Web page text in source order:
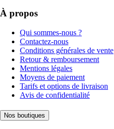
À propos
Qui sommes-nous ?
Contactez-nous
Conditions générales de vente
Retour & remboursement
Mentions légales
Moyens de paiement
Tarifs et options de livraison
Avis de confidentialité
Nos boutiques